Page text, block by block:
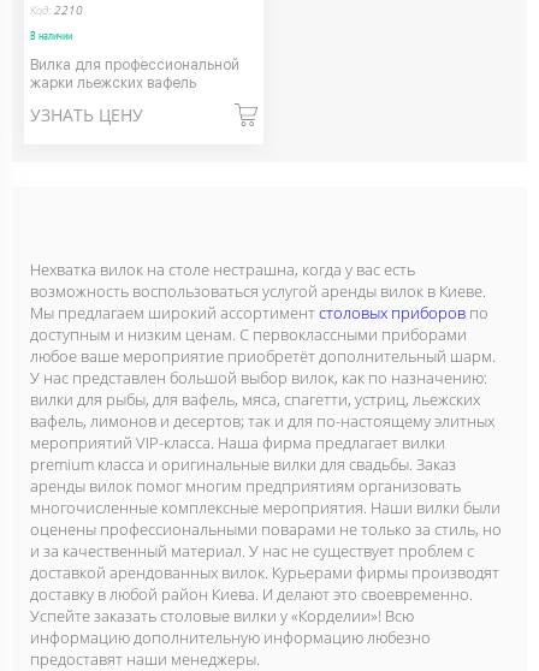
Код: 2210
В наличии
Вилка для профессиональной
жарки льежских вафель
УЗНАТЬ ЦЕНУ
Нехватка вилок на столе нестрашна, когда у вас есть
возможность воспользоваться услугой аренды вилок в Киеве.
Мы предлагаем широкий ассортиментстоловых приборов по
доступным и низким ценам. С первоклассными приборами
любое ваше мероприятие приобретёт дополнительный шарм.
У нас представлен большой выбор вилок, как по назначению:
вилки для рыбы, для вафель, мяса, спагетти, устриц, льежских
вафель, лимонов и десертов; так и для по-настоящему элитных
мероприятий VIP-класса. Наша фирма предлагает вилки
premium класса и оригинальные вилки для свадьбы. Заказ
аренды вилок помог многим предприятиям организовать
многочисленные комплексные мероприятия. Наши вилки были
оценены профессиональными поварами не только за стиль, но
и за качественный материал. У нас не существует проблем с
доставкой арендованных вилок. Курьерами фирмы производят
доставку в любой район Киева. И делают это своевременно.
Успейте заказать столовые вилки у «Корделии»! Всю
информацию дополнительную информацию любезно
предоставят наши менеджеры.